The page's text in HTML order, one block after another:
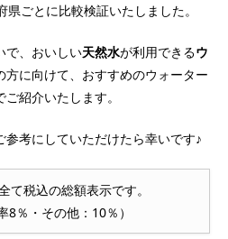
ごとに比較検証いたしました。
で、おいしい天然水が利用できるウ
方に向けて、おすすめのウォーター
ご紹介いたします。
考にしていただけたら幸いです♪
て税込の総額表示です。
8％・その他：10％）